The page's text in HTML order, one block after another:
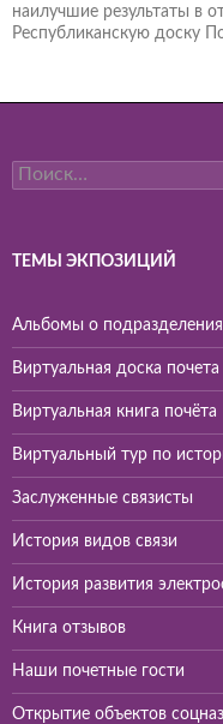
наилучшие результаты в
Республиканскую доску
Найти:
ТЕМЫ ЭКПОЗИЦИЙ
Альбомы о
Виртуальная доска почета
Виртуальная книга почёта
Виртуальный тур по
Заслуженные связисты
История видов связи
История развития
Книга отзывов
Наши почетные гости
Открытие объектов